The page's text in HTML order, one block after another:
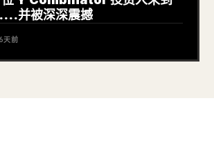
并被深深震撼
6天前